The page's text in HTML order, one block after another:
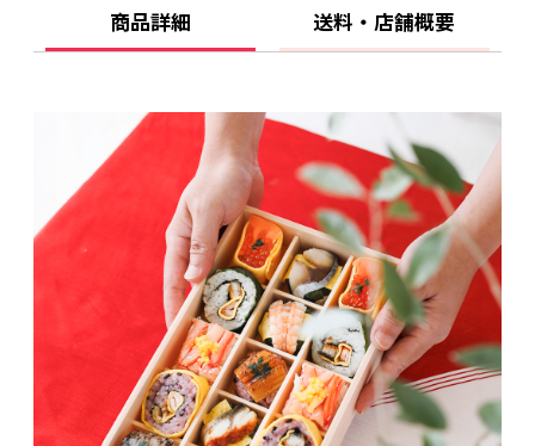
品です。
※画像はイメージです。(お写真のイメージと多
＜商品内容＞
梅酢炙り鯖棒寿司/古代巻/紅ずわいがに棒寿司/
わさび巻/鮭いくら錦糸巻（5種類各2個）手鞠わ
さび葉寿し 鮭/手鞠わさび葉寿し 鯖/手鞠わさび
葉寿し 海老/手鞠わさび葉寿し 鰻/古代あなら寿
し（5種類各1個）
賞味期限：製造より冷凍で90日
商品詳細 送料・店舗概要